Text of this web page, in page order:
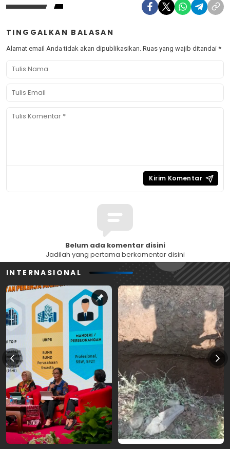
TINGGALKAN BALASAN
Alamat email Anda tidak akan dipublikasikan. Ruas yang wajib ditandai *
Belum ada komentar disini
Jadilah yang pertama berkomentar disini
INTERNASIONAL